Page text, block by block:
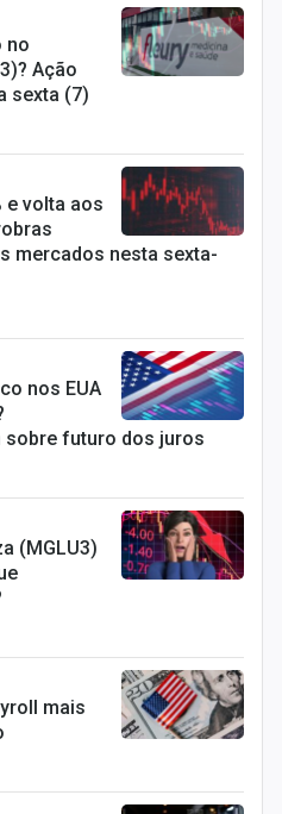
no
Ação
sexta (7)
e volta aos
mercados nesta sexta-
nos EUA
sobre futuro dos juros
(MGLU3)
mais